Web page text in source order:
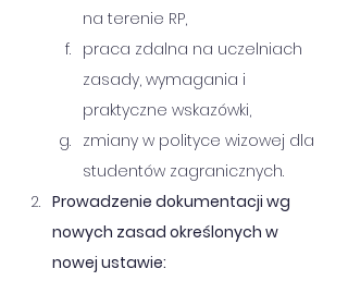
na terenie RP,
praca zdalna na uczelniach
zasady, wymagania i
praktyczne wskazówki,
zmiany w polityce wizowej dla
studentów zagranicznych.
Prowadzenie dokumentacji wg
nowych zasad określonych w
nowej ustawie: